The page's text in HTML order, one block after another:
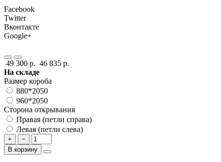
Facebook
Twitter
Вконтакте
Google+
49 300 р. 46 835 р.
На складе
Размер короба
880*2050
960*2050
Сторона открывания
Правая (петли справа)
Левая (петли слева)
+
−
В корзину